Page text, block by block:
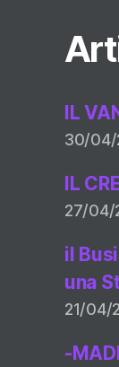
IL
30/04/
IL
27/04/
il
una
21/04/
-